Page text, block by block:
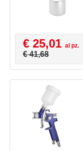
€ 25,01 al pz.
€ 41,68